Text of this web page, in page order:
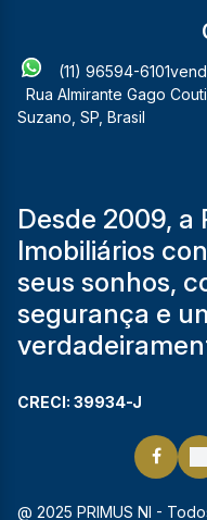
(11) 96594-6101
Rua Almirante Gago
Suzano SP Brasil
Desde 2009, a
Imobiliários
seus sonhos,
segurança e
CRECI: 39934-J
@ 2025 PRIMUS NI -